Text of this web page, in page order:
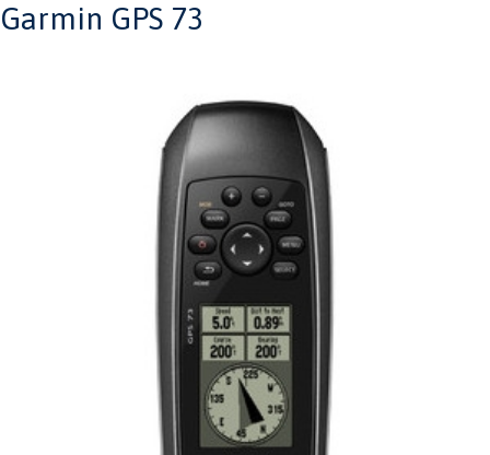
Garmin GPS 73